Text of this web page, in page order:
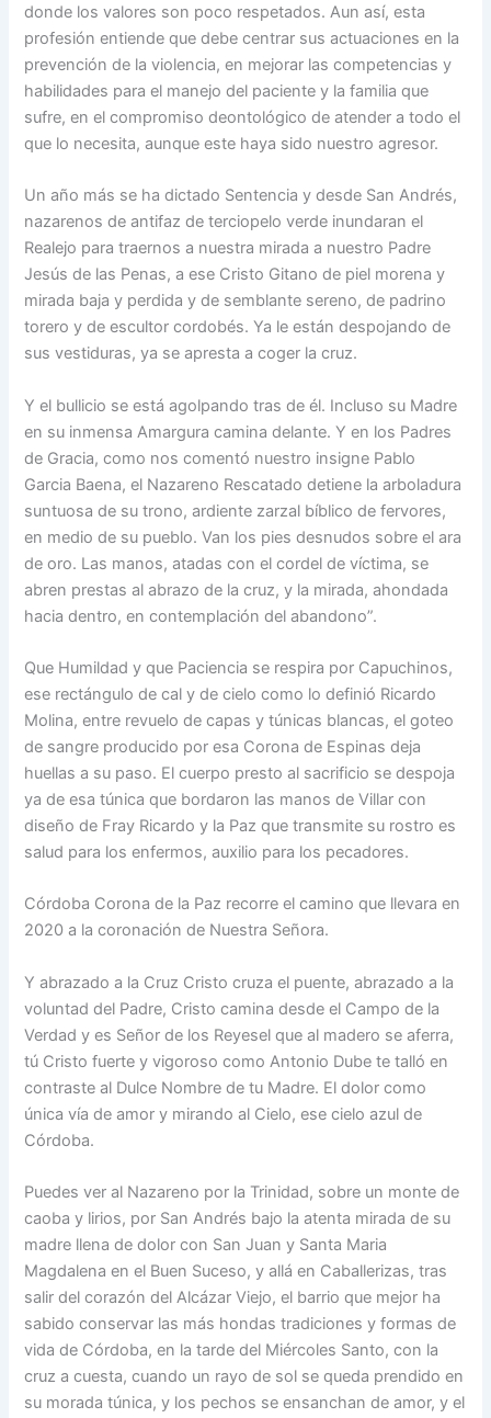
donde los valores son poco respetados. Aun así, esta
profesión entiende que debe centrar sus actuaciones en la
prevención de la violencia, en mejorar las competencias y
habilidades para el manejo del paciente y la familia que
sufre, en el compromiso deontológico de atender a todo el
que lo necesita, aunque este haya sido nuestro agresor.
Un año más se ha dictado Sentencia y desde San Andrés,
nazarenos de antifaz de terciopelo verde inundaran el
Realejo para traernos a nuestra mirada a nuestro Padre
Jesús de las Penas, a ese Cristo Gitano de piel morena y
mirada baja y perdida y de semblante sereno, de padrino
torero y de escultor cordobés. Ya le están despojando de
sus vestiduras, ya se apresta a coger la cruz.
Y el bullicio se está agolpando tras de él. Incluso su Madre
en su inmensa Amargura camina delante. Y en los Padres
de Gracia, como nos comentó nuestro insigne Pablo
Garcia Baena, el Nazareno Rescatado detiene la arboladura
suntuosa de su trono, ardiente zarzal bíblico de fervores,
en medio de su pueblo. Van los pies desnudos sobre el ara
de oro. Las manos, atadas con el cordel de víctima, se
abren prestas al abrazo de la cruz, y la mirada, ahondada
hacia dentro, en contemplación del abandono”.
Que Humildad y que Paciencia se respira por Capuchinos,
ese rectángulo de cal y de cielo como lo definió Ricardo
Molina, entre revuelo de capas y túnicas blancas, el goteo
de sangre producido por esa Corona de Espinas deja
huellas a su paso. El cuerpo presto al sacrificio se despoja
ya de esa túnica que bordaron las manos de Villar con
diseño de Fray Ricardo y la Paz que transmite su rostro es
salud para los enfermos, auxilio para los pecadores.
Córdoba Corona de la Paz recorre el camino que llevara en
2020 a la coronación de Nuestra Señora.
Y abrazado a la Cruz Cristo cruza el puente, abrazado a la
voluntad del Padre, Cristo camina desde el Campo de la
Verdad y es Señor de los Reyesel que al madero se aferra,
tú Cristo fuerte y vigoroso como Antonio Dube te talló en
contraste al Dulce Nombre de tu Madre. El dolor como
única vía de amor y mirando al Cielo, ese cielo azul de
Córdoba.
Puedes ver al Nazareno por la Trinidad, sobre un monte de
caoba y lirios, por San Andrés bajo la atenta mirada de su
madre llena de dolor con San Juan y Santa Maria
Magdalena en el Buen Suceso, y allá en Caballerizas, tras
salir del corazón del Alcázar Viejo, el barrio que mejor ha
sabido conservar las más hondas tradiciones y formas de
vida de Córdoba, en la tarde del Miércoles Santo, con la
cruz a cuesta, cuando un rayo de sol se queda prendido en
su morada túnica, y los pechos se ensanchan de amor, y el